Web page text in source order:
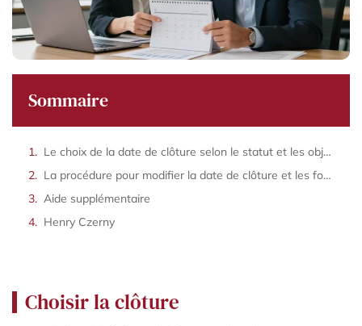
Sommaire
Le choix de la date de clôture selon le statut et les objectifs de l’entreprise
La procédure pour modifier la date de clôture et les formalités à prévoir
Aide supplémentaire
Henry Czerny
Choisir la clôture